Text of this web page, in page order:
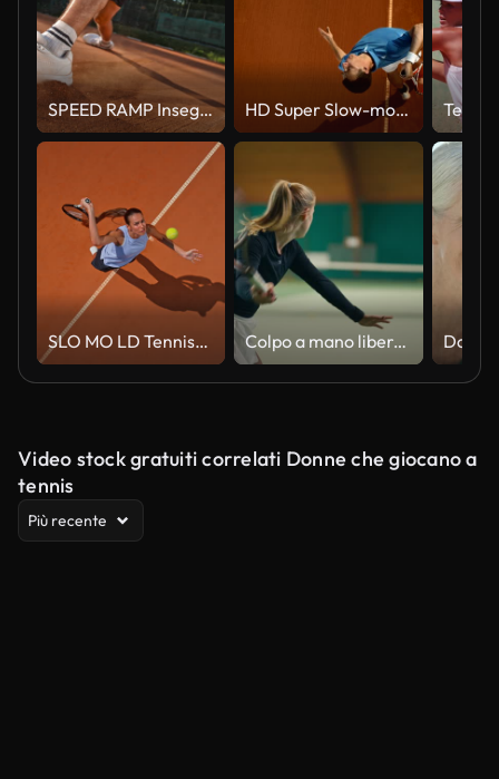
SPEED RAMP Inseguimento dinamico del colpo perfetto sul campo da tennis HD Super Slow-motion: Giocatore di Tennis sul campo di argilla vacanza
SLO MO LD Tennista che lancia la palla e serve Colpo a mano libera di giovane donna in forma che gioca a tennis con un amico in campo in un club sportivo
Video stock gratuiti correlati Donne che giocano a
tennis
Più recente